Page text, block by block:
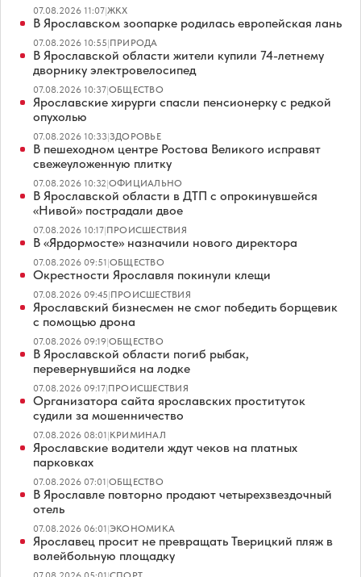
07.08.2026 11:07|ЖКХ
В Ярославском зоопарке родилась европейская лань
07.08.2026 10:55|ПРИРОДА
В Ярославской области жители купили 74-летнему
дворнику электровелосипед
07.08.2026 10:37|ОБЩЕСТВО
Ярославские хирурги спасли пенсионерку с редкой
опухолью
07.08.2026 10:33|ЗДОРОВЬЕ
В пешеходном центре Ростова Великого исправят
свежеуложенную плитку
07.08.2026 10:32|ОФИЦИАЛЬНО
В Ярославской области в ДТП с опрокинувшейся
«Нивой» пострадали двое
07.08.2026 10:17|ПРОИСШЕСТВИЯ
В «Ярдормосте» назначили нового директора
07.08.2026 09:51|ОБЩЕСТВО
Окрестности Ярославля покинули клещи
07.08.2026 09:45|ПРОИСШЕСТВИЯ
Ярославский бизнесмен не смог победить борщевик
с помощью дрона
07.08.2026 09:19|ОБЩЕСТВО
В Ярославской области погиб рыбак,
перевернувшийся на лодке
07.08.2026 09:17|ПРОИСШЕСТВИЯ
Организатора сайта ярославских проституток
судили за мошенничество
07.08.2026 08:01|КРИМИНАЛ
Ярославские водители ждут чеков на платных
парковках
07.08.2026 07:01|ОБЩЕСТВО
В Ярославле повторно продают четырехзвездочный
отель
07.08.2026 06:01|ЭКОНОМИКА
Ярославец просит не превращать Тверицкий пляж в
волейбольную площадку